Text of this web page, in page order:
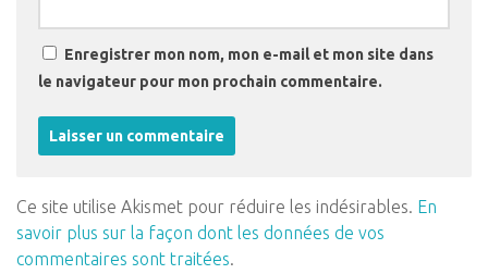
Enregistrer mon nom, mon e-mail et mon site dans
le navigateur pour mon prochain commentaire.
Ce site utilise Akismet pour réduire les indésirables. En
savoir plus sur la façon dont les données de vos
commentaires sont traitées.